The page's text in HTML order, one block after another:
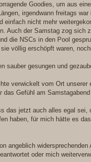
Goodies, um aus
irgendwann freitags
nicht mehr
Auch der Samstag zog sich
die NSCs in den Pool
völlig erschöpft waren,
sauber gesungen und
verwickelt vom Ort unserer
das Gefühl am
das jetzt auch alles egal sei,
haben, für mich hätte es
angeblich
oder mich